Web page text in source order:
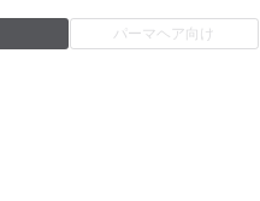
パーマヘア向け